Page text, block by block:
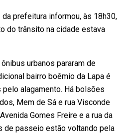
prefeitura informou, às 18h30,
do trânsito na cidade estava
urbanos pararam de
bairro boêmio da Lapa é
alagamento. Há bolsões
Mem de Sá e rua Visconde
Gomes Freire e a rua da
de passeio estão voltando pela